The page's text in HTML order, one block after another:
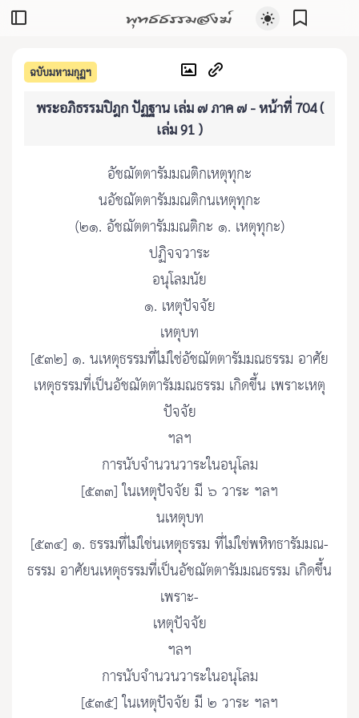
พุทธธรรมสงฆ์
ฉบับมหามกุฏฯ
พระอภิธรรมปิฎก ปัฏฐาน เล่ม ๗ ภาค ๗ - หน้าที่ 704 (
เล่ม 91 )
อัชฌัตตารัมมณติกเหตุทุกะ
นอัชฌัตตารัมมณติกนเหตุทุกะ
(๒๑. อัชฌัตตารัมมณติกะ ๑. เหตุทุกะ)
ปฏิจจวาระ
อนุโลมนัย
๑. เหตุปัจจัย
เหตุบท
[๕๓๒] ๑. นเหตุธรรมที่ไม่ใช่อัชฌัตตารัมมณธรรม อาศัย
เหตุธรรมที่เป็นอัชฌัตตารัมมณธรรม เกิดขึ้น เพราะเหตุ
ปัจจัย
ฯลฯ
การนับจำนวนวาระในอนุโลม
[๕๓๓] ในเหตุปัจจัย มี ๖ วาระ ฯลฯ
นเหตุบท
[๕๓๔] ๑. ธรรมที่ไม่ใช่นเหตุธรรม ที่ไม่ใช่พหิทธารัมมณ-
ธรรม อาศัยนเหตุธรรมที่เป็นอัชฌัตตารัมมณธรรม เกิดขึ้น
เพราะ-
เหตุปัจจัย
ฯลฯ
การนับจำนวนวาระในอนุโลม
[๕๓๕] ในเหตุปัจจัย มี ๒ วาระ ฯลฯ